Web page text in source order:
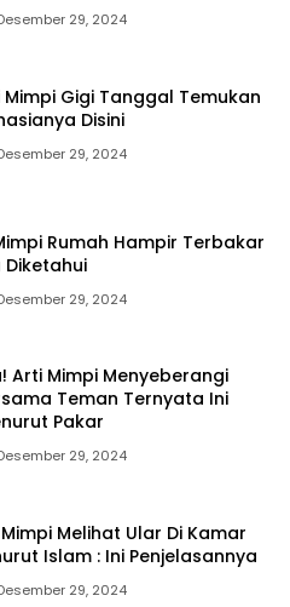
29, 2024
Mimpi Gigi Tanggal Temukan
Disini
29, 2024
Rumah Hampir Terbakar
Diketahui
29, 2024
Arti Mimpi Menyeberangi
Teman Ternyata Ini
Pakar
29, 2024
Melihat Ular Di Kamar
Islam : Ini Penjelasannya
29, 2024